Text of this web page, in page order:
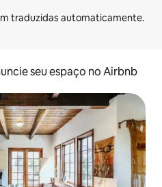
seu espaço no Airbnb